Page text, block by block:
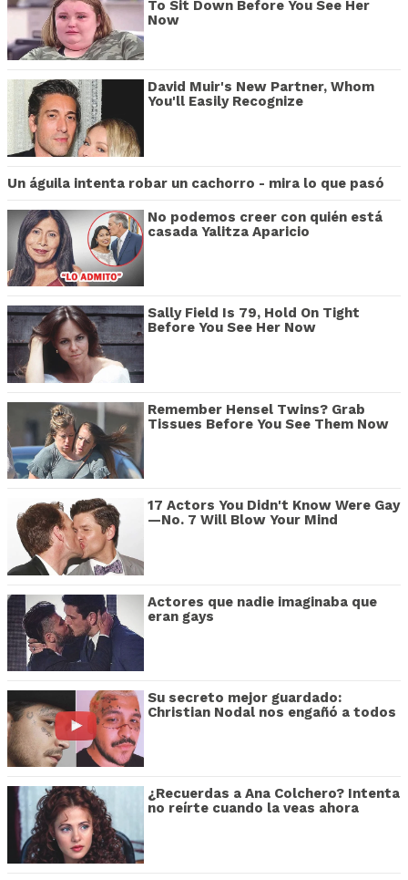
To Sit Down Before You See Her
Now
David Muir's New Partner, Whom
You'll Easily Recognize
Un águila intenta robar un cachorro - mira lo que pasó
No podemos creer con quién está
casada Yalitza Aparicio
Sally Field Is 79, Hold On Tight
Before You See Her Now
Remember Hensel Twins? Grab
Tissues Before You See Them Now
17 Actors You Didn't Know Were Gay
—No. 7 Will Blow Your Mind
Actores que nadie imaginaba que
eran gays
Su secreto mejor guardado:
Christian Nodal nos engañó a todos
¿Recuerdas a Ana Colchero? Intenta
no reírte cuando la veas ahora